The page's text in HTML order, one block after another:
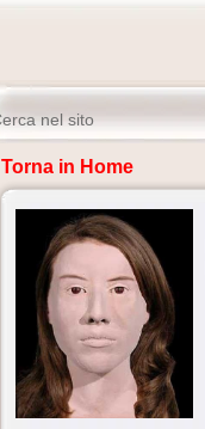
Torna in Home